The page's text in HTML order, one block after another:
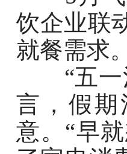
饮企业联
就餐需求。
“五一消
言，假
意。“早